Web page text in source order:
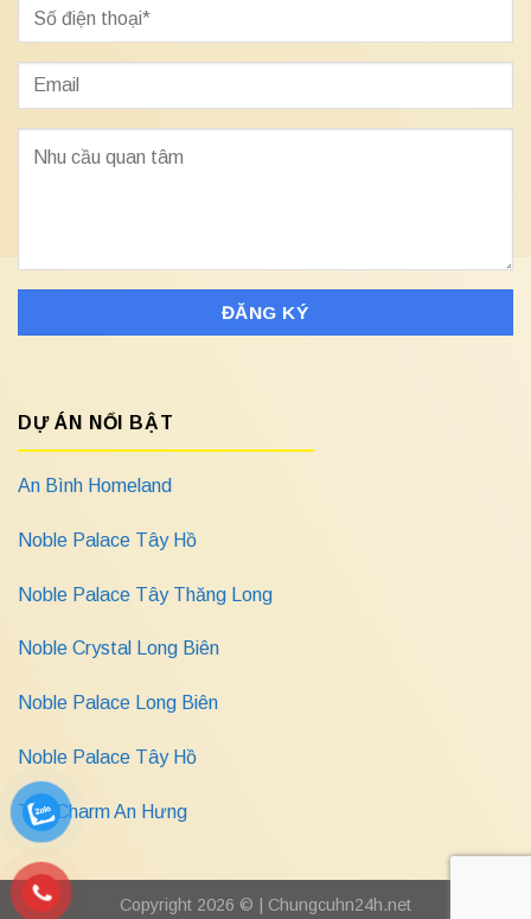
DỰ ÁN NỔI BẬT
An Bình Homeland
Noble Palace Tây Hồ
Noble Palace Tây Thăng Long
Noble Crystal Long Biên
Noble Palace Long Biên
Noble Palace Tây Hồ
The Charm An Hưng
Copyright 2026 © | Chungcuhn24h.net